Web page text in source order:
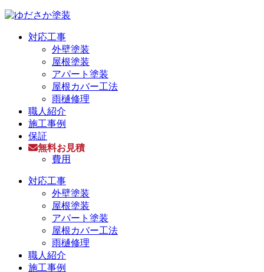
対応工事
外壁塗装
屋根塗装
アパート塗装
屋根カバー工法
雨樋修理
職人紹介
施工事例
保証
無料お見積
費用
対応工事
外壁塗装
屋根塗装
アパート塗装
屋根カバー工法
雨樋修理
職人紹介
施工事例